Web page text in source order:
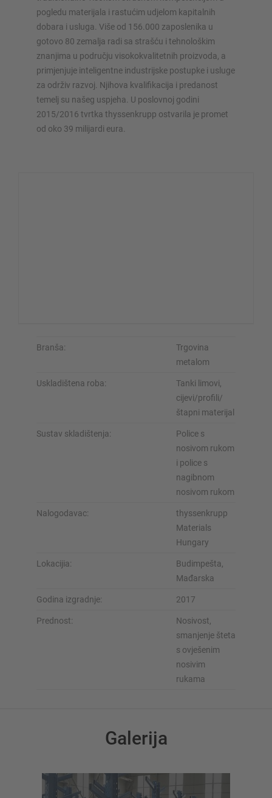
pogledu materijala i rastućim udjelom kapitalnih
dobara i usluga. Više od 156.000 zaposlenika u
gotovo 80 zemalja radi sa strašću i tehnološkim
znanjima u području visokokvalitetnih proizvoda, a
primjenjuje inteligentne industrijske postupke i usluge
za održiv razvoj. Njihova kvalifikacija i predanost
temelj su našeg uspjeha. U poslovnoj godini
2015/2016 tvrtka thyssenkrupp ostvarila je promet
od oko 39 milijardi eura.
Branša:
Trgovina
metalom
Uskladištena roba:
Tanki limovi,
cijevi/profili/
štapni materijal
Sustav skladištenja:
Police s
nosivom rukom
i police s
nagibnom
nosivom rukom
Nalogodavac:
thyssenkrupp
Materials
Hungary
Lokacijia:
Budimpešta,
Mađarska
Godina izgradnje: 2017
Prednost:
Nosivost,
smanjenje šteta
s ovješenim
nosivim
rukama
Galerija